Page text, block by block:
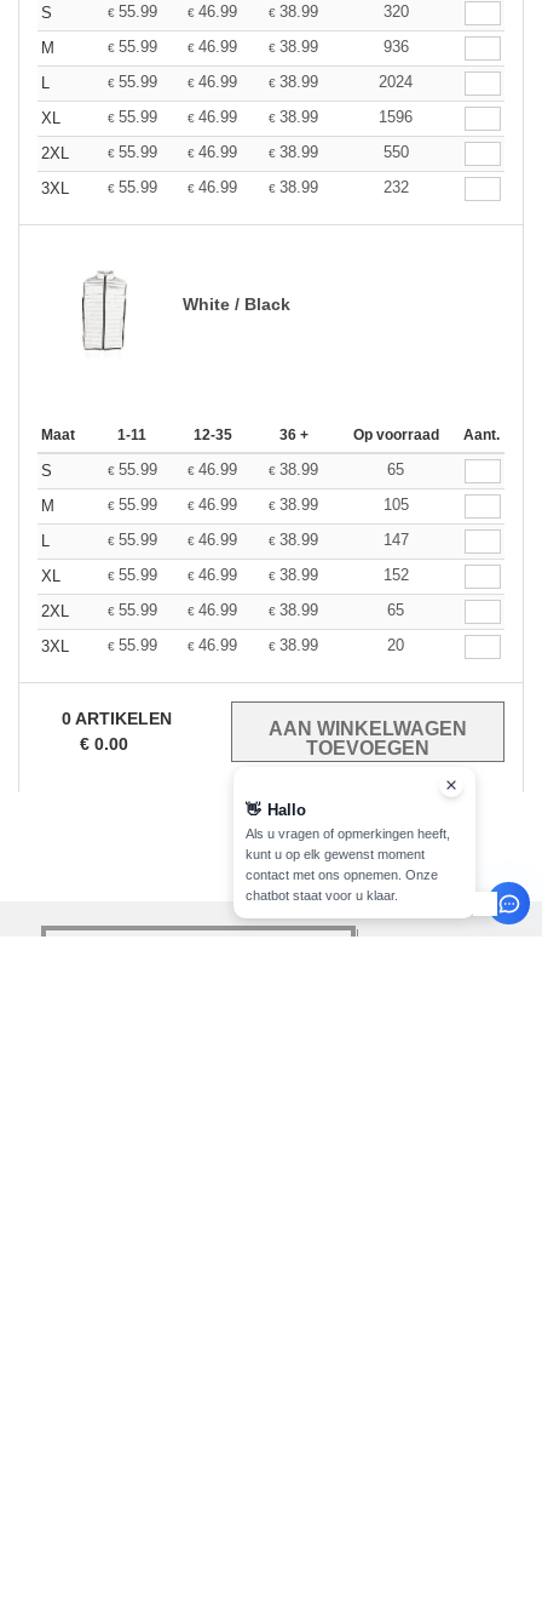
S € 55.99 € 46.99 € 38.99
320
M
€ 55.99 € 46.99 € 38.99
936
L
€ 55.99 € 46.99 € 38.99
2024
XL
€ 55.99 € 46.99 € 38.99
1596
2XL
€ 55.99 € 46.99 € 38.99
550
3XL
€ 55.99 € 46.99 € 38.99 232
White / Black
Maat 1-11 12-35 36 + Op voorraad Aant.
S € 55.99 € 46.99 € 38.99
65
M
€ 55.99 € 46.99 € 38.99
105
L
€ 55.99 € 46.99 € 38.99
147
XL
€ 55.99 € 46.99 € 38.99
152
2XL
€ 55.99 € 46.99 € 38.99
65
3XL
€ 55.99 € 46.99 € 38.99 20
0ARTIKELEN
€ 0.00
👋 Hallo
Als u vragen of opmerkingen heeft,
kunt u op elk gewenst moment
contact met ons opnemen. Onze
chatbot staat voor u klaar.